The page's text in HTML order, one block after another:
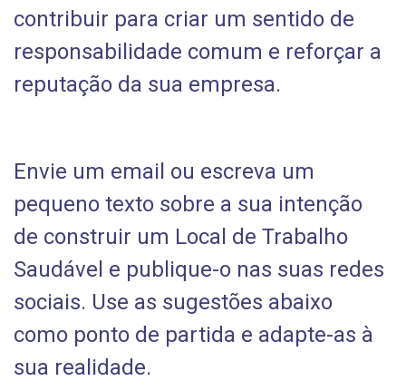
contribuir para criar um sentido de
responsabilidade comum e reforçar a
reputação da sua empresa.
Envie um email ou escreva um
pequeno texto sobre a sua intenção
de construir um Local de Trabalho
Saudável e publique-o nas suas redes
sociais. Use as sugestões abaixo
como ponto de partida e adapte-as à
sua realidade.